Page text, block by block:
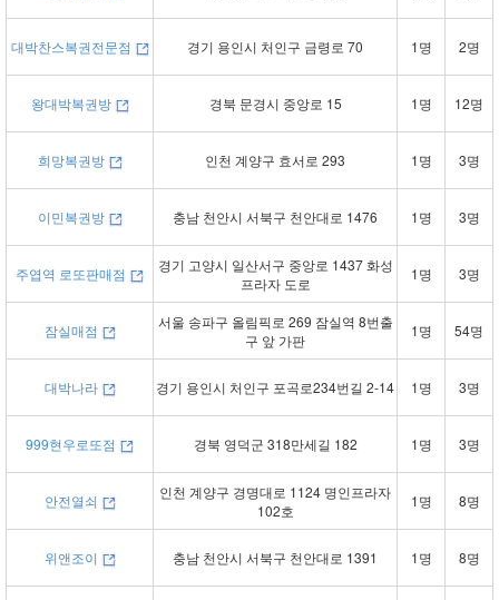
대박찬스복권전문점 경기 용인시 처인구 금령로 70 1명 2명
왕대박복권방 경북 문경시 중앙로 15 1명 12명
희망복권방 인천 계양구 효서로 293 1명 3명
이민복권방 충남 천안시 서북구 천안대로 1476 1명 3명
주엽역 로또판매점
경기 고양시 일산서구 중앙로 1437 화성
프라자 도로
1명 3명
잠실매점
서울 송파구 올림픽로 269 잠실역 8번출
구 앞 가판
1명 54명
대박나라 경기 용인시 처인구 포곡로234번길 2-14 1명 3명
999현우로또점 경북 영덕군 318만세길 182 1명 3명
안전열쇠
인천 계양구 경명대로 1124 명인프라자
102호
1명 8명
위앤조이 충남 천안시 서북구 천안대로 1391 1명 8명